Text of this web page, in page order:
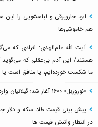
اتو، جاروبرقی و لباسشویی را
هم خاموشی‌ها
آیت الله علم‌الهدی: افرادی که
ما شکست خورده‌ایم، یا منافق است
«نوروزبل» ۱۶۰۰ آغاز شد؛ گیلانیان وارد قرن هفدهم دیلمی شدند
در انتظار واکنش قیمت ها